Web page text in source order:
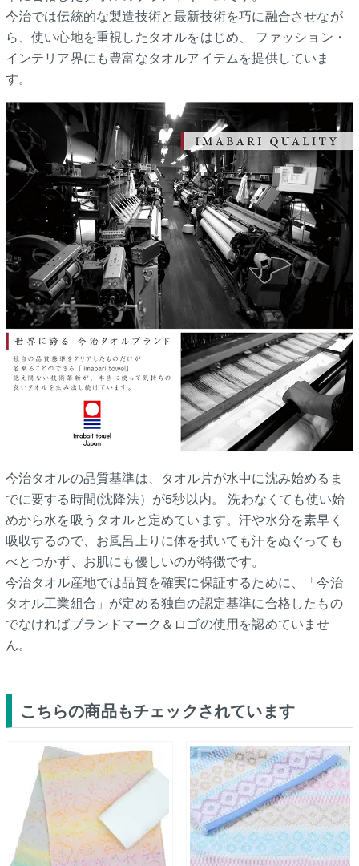
今治では伝統的な製造技術と最新技術を巧に融合させなが
ら、使い心地を重視したタオルをはじめ、 ファッション・
インテリア界にも豊富なタオルアイテムを提供していま
す。
今治タオルの品質基準は、タオル片が水中に沈み始めるま
でに要する時間(沈降法）が5秒以内。 洗わなくても使い始
めから水を吸うタオルと定めています。汗や水分を素早く
吸収するので、お風呂上りに体を拭いても汗をぬぐっても
べとつかず、お肌にも優しいのが特徴です。
今治タオル産地では品質を確実に保証するために、「今治
タオル工業組合」が定める独自の認定基準に合格したもの
でなければブランドマーク＆ロゴの使用を認めていませ
ん。
こちらの商品もチェックされています